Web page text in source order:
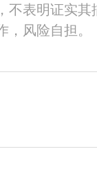
不表明证实
风险自担。